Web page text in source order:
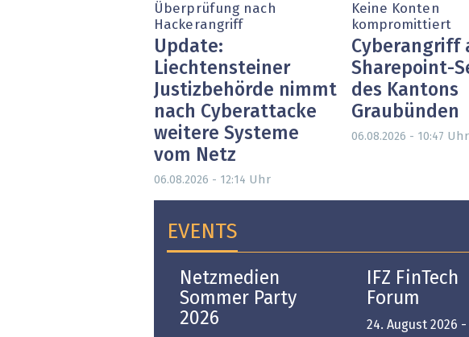
Überprüfung nach
Hackerangriff
Update:
Liechtensteiner
Justizbehörde nimmt
nach Cyberattacke
weitere Systeme
vom Netz
06.08.2026 - 12:14 Uhr
Keine Konten
kompromittiert
Cyberangriff
Sharepoint-
des Kantons
Graubünden
06.08.2026 - 10:47 Uhr
EVENTS
Netzmedien
Sommer Party
2026
IFZ FinTech
Forum
24. August 2026 -